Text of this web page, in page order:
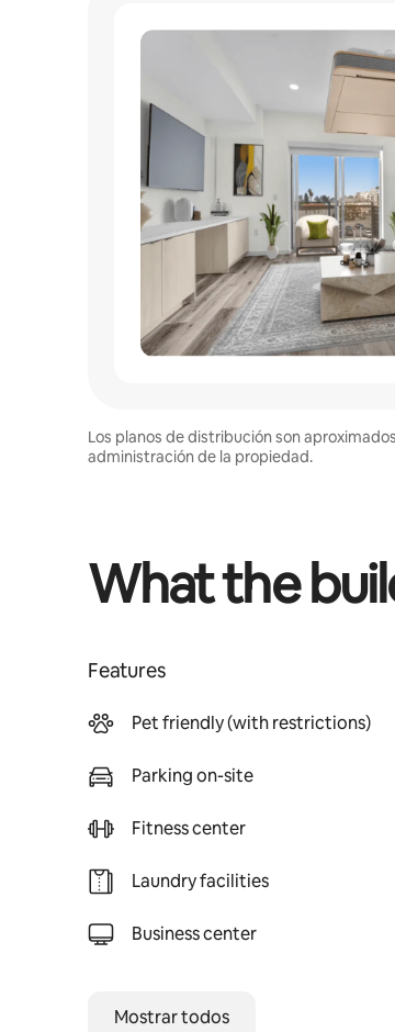
Los planos de distribución son
administración de la propiedad.
What the
Features
Pet friendly (with restrictions)
Parking on-site
Fitness center
Laundry facilities
Business center
Mostrar todos